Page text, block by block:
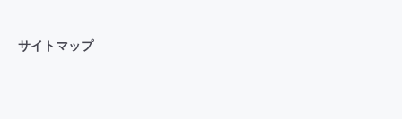
サイトマップ